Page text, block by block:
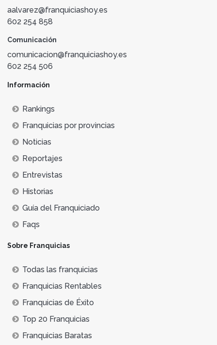
aalvarez@franquiciashoy.es
602 254 858
Comunicación
comunicacion@franquiciashoy.es
602 254 506
Información
Rankings
Franquicias por provincias
Noticias
Reportajes
Entrevistas
Historias
Guía del Franquiciado
Faqs
Sobre Franquicias
Todas las franquicias
Franquicias Rentables
Franquicias de Éxito
Top 20 Franquicias
Franquicias Baratas